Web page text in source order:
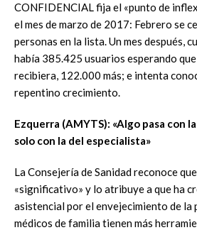
CONFIDENCIAL fija el «punto de
el mes de marzo de 2017: Febrero se
personas en la lista. Un mes después,
había 385.425 usuarios esperando
recibiera, 122.000 más; e intenta
repentino crecimiento.
Ezquerra (AMYTS): «Algo pasa con
solo con la del especialista»
La Consejería de Sanidad reconoce
«significativo» y lo atribuye a que ha
asistencial por el envejecimiento de la
médicos de familia tienen más